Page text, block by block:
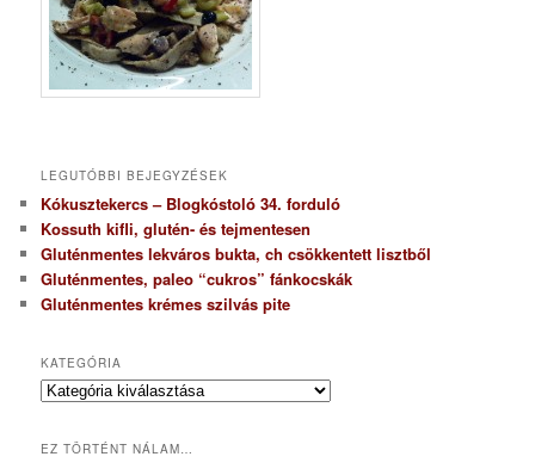
LEGUTÓBBI BEJEGYZÉSEK
Kókusztekercs – Blogkóstoló 34. forduló
Kossuth kifli, glutén- és tejmentesen
Gluténmentes lekváros bukta, ch csökkentett lisztből
Gluténmentes, paleo “cukros” fánkocskák
Gluténmentes krémes szilvás pite
KATEGÓRIA
K
e
EZ TÖRTÉNT NÁLAM…